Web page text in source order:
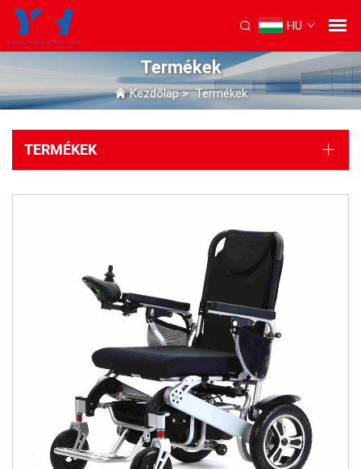
HU
Termékek
Kezdőlap>Termékek
TERMÉKEK